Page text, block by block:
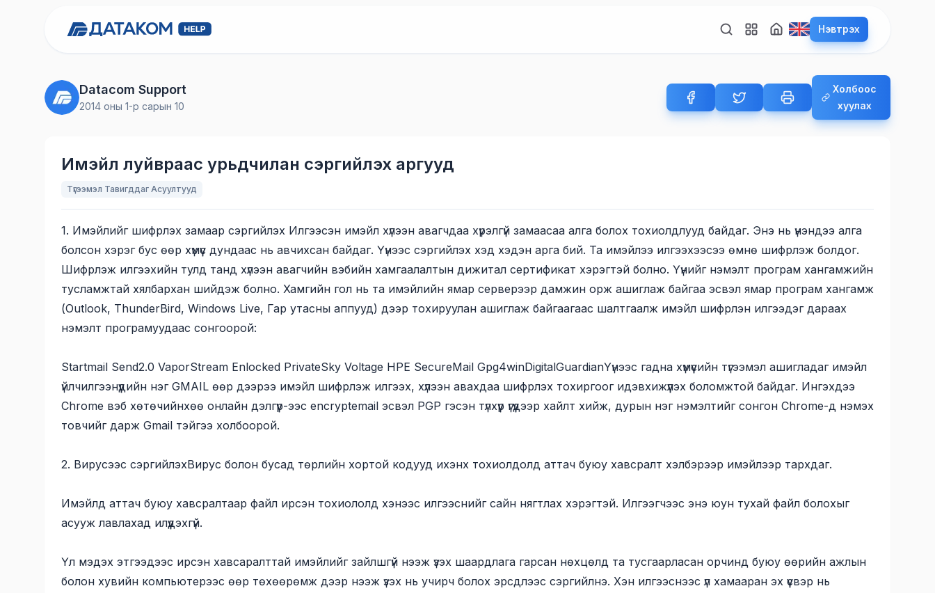
Нэвтрэх
Datacom Support
2014 оны 1-р сарын 10
Холбоос
хуулах
Имэйл луйвраас урьдчилан сэргийлэх аргууд
Түгээмэл Тавигддаг Асуултууд
1. Имэйлийг шифрлэх замаар сэргийлэх Илгээсэн имэйл хүлээн авагчдаа хүрэлгүй замаасаа алга болох тохиолдлууд байдаг. Энэ нь үнэндээ алга
болсон хэрэг бус өөр хүмүүс дундаас нь авчихсан байдаг. Үүнээс сэргийлэх хэд хэдэн арга бий. Та имэйлээ илгээхээсээ өмнө шифрлэж болдог.
Шифрлэж илгээхийн тулд танд хүлээн авагчийн вэбийн хамгаалалтын дижитал сертификат хэрэгтэй болно. Үүнийг нэмэлт програм хангамжийн
тусламжтай хялбархан шийдэж болно. Хамгийн гол нь та имэйлийн ямар серверээр дамжин орж ашиглаж байгаа эсвэл ямар програм хангамж
(Outlook, ThunderBird, Windows Live, Гар утасны аппууд) дээр тохируулан ашиглаж байгаагаас шалтгаалж имэйл шифрлэн илгээдэг дараах
нэмэлт програмуудаас сонгоорой:
Startmail Send2.0 VaporStream Enlocked PrivateSky Voltage HPE SecureMail Gpg4winDigitalGuardianҮүнээс гадна хүмүүсийн түгээмэл ашигладаг имэйл
үйлчилгээнүүдийн нэг GMAIL өөр дээрээ имэйл шифрлэж илгээх, хүлээн авахдаа шифрлэх тохиргоог идэвхижүүлэх боломжтой байдаг. Ингэхдээ
Chrome вэб хөтөчийнхөө онлайн дэлгүүр-ээс encryptemail эсвэл PGP гэсэн түлхүүр үгүүдээр хайлт хийж, дурын нэг нэмэлтийг сонгон Chrome-д нэмэх
товчийг дарж Gmail тэйгээ холбоорой.
2. Вирусээс сэргийлэхВирус болон бусад төрлийн хортой кодууд ихэнх тохиолдолд аттач буюу хавсралт хэлбэрээр имэйлээр тархдаг.
Имэйлд аттач буюу хавсралтаар файл ирсэн тохиололд хэнээс илгээснийг сайн нягтлах хэрэгтэй. Илгээгчээс энэ юун тухай файл болохыг
асууж лавлахад илүүдэхгүй.
Үл мэдэх этгээдээс ирсэн хавсаралттай имэйлийг зайлшгүй нээж үзэх шаардлага гарсан нөхцөлд та тусгаарласан орчинд буюу өөрийн ажлын
болон хувийн компьютерээс өөр төхөөрөмж дээр нээж үзэх нь учирч болох эрсдлээс сэргийлнэ. Хэн илгээснээс үл хамааран эх үүсвэр нь